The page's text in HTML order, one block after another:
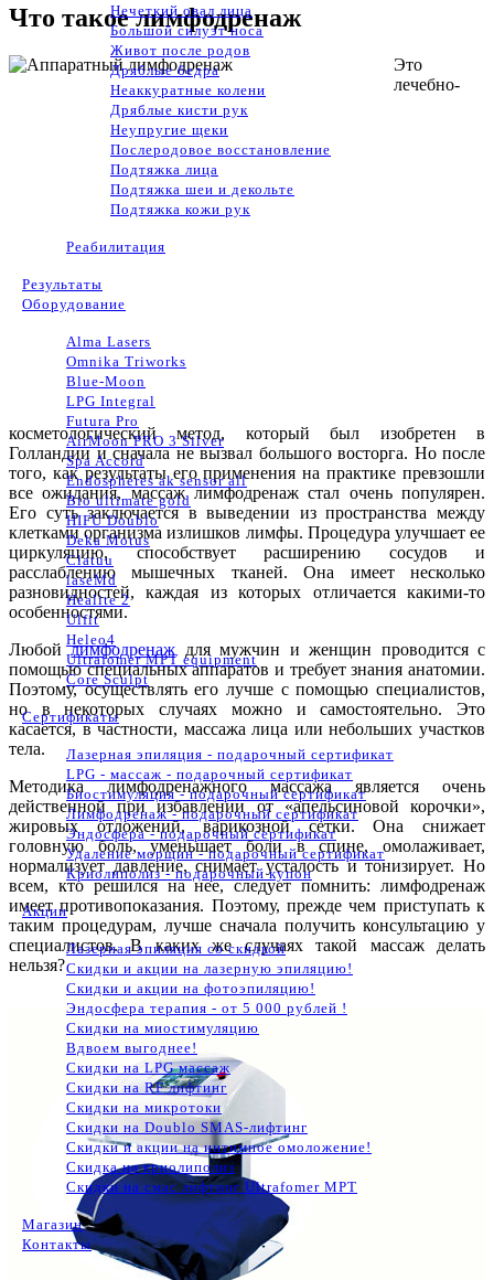
Нечеткий овал лица
Большой силуэт носа
Живот после родов
Дряблые бедра
Неаккуратные колени
Дряблые кисти рук
Неупругие щеки
Послеродовое восстановление
Подтяжка лица
Подтяжка шеи и декольте
Подтяжка кожи рук
Реабилитация
Результаты
Оборудование
Alma Lasers
Omnika Triworks
Blue-Moon
LPG Integral
Futura Pro
AirMoon PRO 3 Silver
Spa Accord
Endospheres ak sensor all
Bio ultimate gold
HIFU Doublo
Deka Motus
Clatuu
laseMd
Healite 2
Ulfit
Heleo4
Ultrafomer MPT equipment
Core Sculpt
Сертификаты
Лазерная эпиляция - подарочный сертификат
LPG - массаж - подарочный сертификат
Биостимуляция - подарочный сертификат
Лимфодренаж - подарочный сертификат
Эндосфера - подарочный сертификат
Удаление морщин - подарочный сертификат
Криолиполиз - подарочный купон
Акции
Лазерная эпиляция со скидкой
Скидки и акции на лазерную эпиляцию!
Скидки и акции на фотоэпиляцию!
Эндосфера терапия - от 5 000 рублей !
Скидки на миостимуляцию
Вдвоем выгоднее!
Скидки на LPG массаж
Скидки на RF лифтинг
Скидки на микротоки
Скидки на Doublo SMAS-лифтинг
Скидки и акции на интимное омоложение!
Скидка на криолиполиз
Скидки на смас лифтинг Ultrafomer MPT
Магазин
Контакты
Что такое лимфодренаж
Это
лечебно-
косметологический метод, который был изобретен в
Голландии и сначала не вызвал большого восторга. Но после
того, как результаты его применения на практике превзошли
все ожидания, массаж лимфодренаж стал очень популярен.
Его суть заключается в выведении из пространства между
клетками организма излишков лимфы. Процедура улучшает ее
циркуляцию, способствует расширению сосудов и
расслаблению мышечных тканей. Она имеет несколько
разновидностей, каждая из которых отличается какими-то
особенностями.
Любойлимфодренаж для мужчин и женщин проводится с
помощью специальных аппаратов и требует знания анатомии.
Поэтому, осуществлять его лучше с помощью специалистов,
но в некоторых случаях можно и самостоятельно. Это
касается, в частности, массажа лица или небольших участков
тела.
Методика лимфодренажного массажа является очень
действенной при избавлении от «апельсиновой корочки»,
жировых отложений, варикозной сетки. Она снижает
головную боль, уменьшает боли в спине, омолаживает,
нормализует давление, снимает усталость и тонизирует. Но
всем, кто решился на нее, следует помнить: лимфодренаж
имеет противопоказания. Поэтому, прежде чем приступать к
таким процедурам, лучше сначала получить консультацию у
специалистов. В каких же случаях такой массаж делать
нельзя?